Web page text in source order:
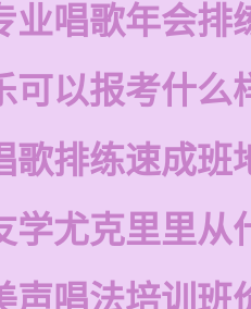
业唱歌年会排
可以报考什么
歌排练速成班
学尤克里里从
声唱法培训班